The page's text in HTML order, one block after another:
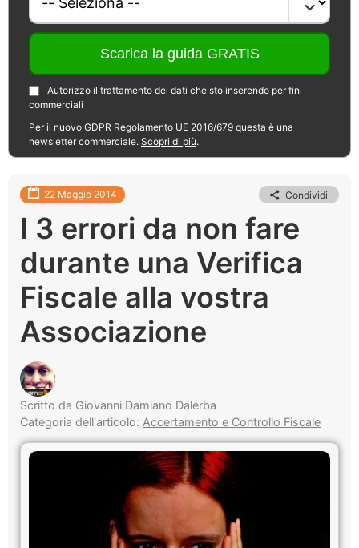
Autorizzo il trattamento dei dati che sto inserendo per fini
commerciali
Per il nuovo GDPR Regolamento UE 2016/679 questa è una
newsletter commerciale. Scopri di più.
22 Maggio 2014 Condividi
I 3 errori da non fare
durante una Verifica
Fiscale alla vostra
Associazione
Scritto da Giovanni Damiano Dalerba
Categoria dell'articolo: Accertamento e Controllo Fiscale